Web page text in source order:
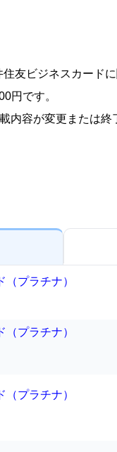
友ビジネスカード
円です。
内容が変更または
プラチナ）
プラチナ）
プラチナ）